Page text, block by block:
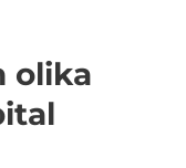
olika